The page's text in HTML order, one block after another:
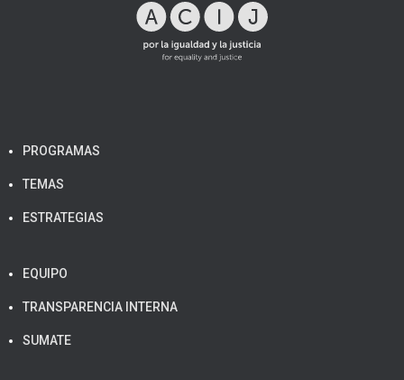
PROGRAMAS
TEMAS
ESTRATEGIAS
EQUIPO
TRANSPARENCIA INTERNA
SUMATE